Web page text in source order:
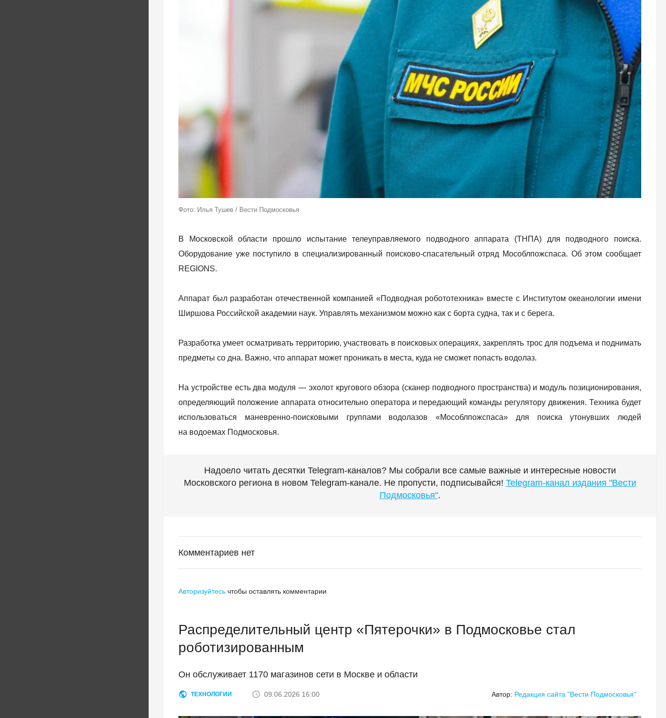
Фото: Илья Тушев / Вести Подмосковья
В Московской области прошло испытание телеуправляемого подводного аппарата (ТНПА) для подводного поиска.
Оборудование уже поступило в специализированный поисково-спасательный отряд Мособлпожспаса. Об этом сообщает
REGIONS.
Аппарат был разработан отечественной компанией «Подводная робототехника» вместе с Институтом океанологии имени
Ширшова Российской академии наук. Управлять механизмом можно как с борта судна, так и с берега.
Разработка умеет осматривать территорию, участвовать в поисковых операциях, закреплять трос для подъема и поднимать
предметы со дна. Важно, что аппарат может проникать в места, куда не сможет попасть водолаз.
На устройстве есть два модуля — эхолот кругового обзора (сканер подводного пространства) и модуль позиционирования,
определяющий положение аппарата относительно оператора и передающий команды регулятору движения. Техника будет
использоваться маневренно-поисковыми группами водолазов «Мособлпожспаса» для поиска утонувших людей
на водоемах Подмосковья.
Надоело читать десятки Telegram-каналов? Мы собрали все самые важные и интересные новости
Московского региона в новом Telegram-канале. Не пропусти, подписывайся! Telegram-канал издания "Вести
Подмосковья".
Комментариев нет
Авторизуйтесь чтобы оставлять комментарии
Распределительный центр «Пятерочки» в Подмосковье стал
роботизированным
Он обслуживает 1170 магазинов сети в Москве и области
ТЕХНОЛОГИИ 09.06.2026 16:00 Автор: Редакция сайта "Вести Подмосковья"